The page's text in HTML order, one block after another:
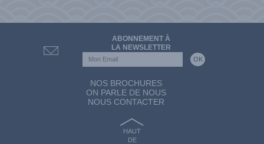
ABONNEMENT À
LA NEWSLETTER
NOS BROCHURES
ON PARLE DE NOUS
NOUS CONTACTER
HAUT
DE